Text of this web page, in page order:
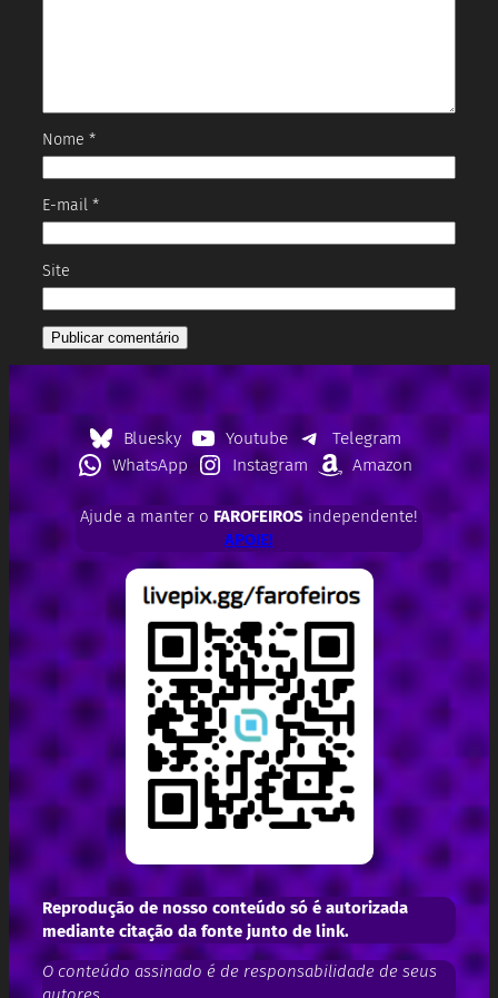
Nome *
E-mail *
Site
Bluesky Youtube
Telegram
WhatsApp
Instagram Amazon
Ajude a manter o FAROFEIROSindependente!
APOIE!
Reprodução de nosso conteúdo só é autorizada
mediante citação da fonte junto de link.
O conteúdo assinado é de responsabilidade de seus